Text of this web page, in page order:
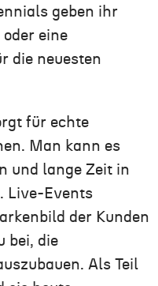
geben ihr
eine
die neuesten
für echte
Man kann es
und lange Zeit in
Live-Events
der Kunden
bei, die
Als Teil